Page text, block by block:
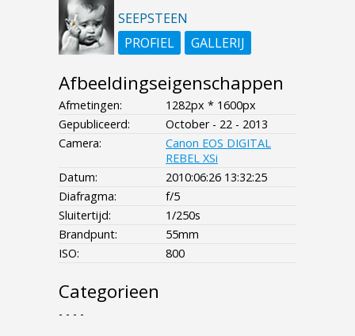
SEEPSTEEN
PROFIEL
GALLERIJ
Afbeeldingseigenschappen
Afmetingen:
1282px * 1600px
Gepubliceerd:
October - 22 - 2013
Camera:
Canon EOS DIGITAL
REBEL XSi
Datum:
2010:06:26 13:32:25
Diafragma:
f/5
Sluitertijd:
1/250s
Brandpunt:
55mm
ISO:
800
Categorieen
- - - -